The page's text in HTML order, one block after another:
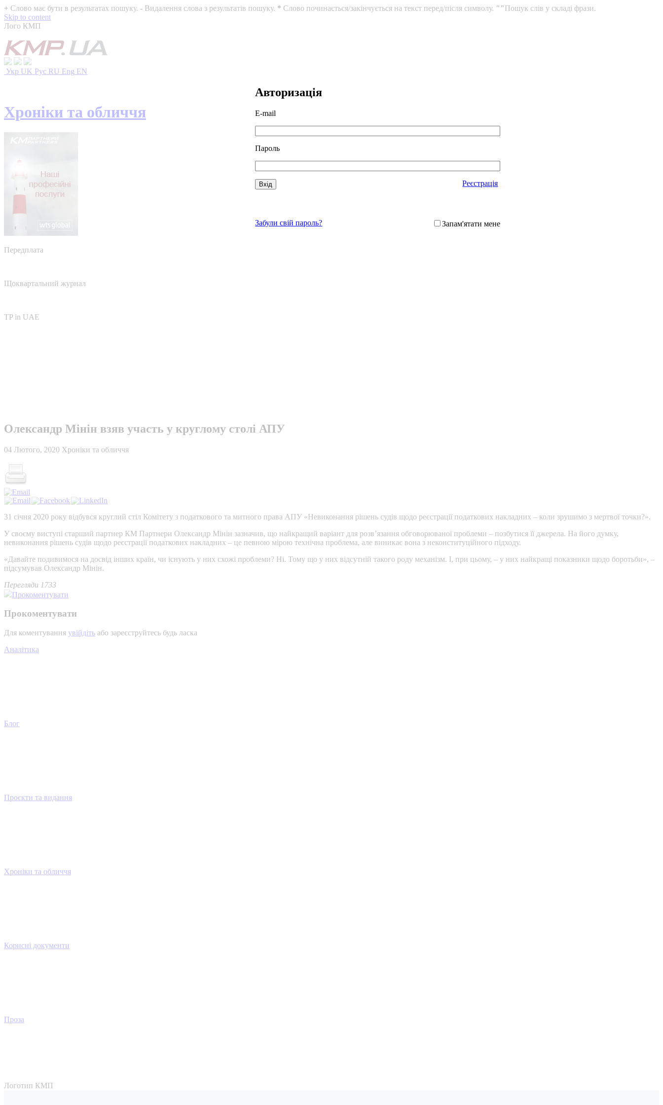
+ Слово має бути в результатах пошуку. - Видалення слова з результатів пошуку. * Слово починається/закінчується на текст перед/після символу. ""Пошук слів у складі фрази.
Skip to content
Лого КМП
Укр UK Рус RU Eng EN
Авторизація
E-mail
Пароль
Реєстрація
Забули свій пароль? Запам'ятати мене
Хроніки та обличчя
Передплата
Щоквартальний журнал
TP in UAE
Олександр Мінін взяв участь у круглому столі АПУ
04 Лютого, 2020 Хроніки та обличчя
31 січня 2020 року відбувся круглий стіл Комітету з податкового та митного права АПУ «Невиконання рішень судів щодо реєстрації податкових накладних – коли зрушимо з мертвої точки?».
У своєму виступі старший партнер КМ Партнери Олександр Мінін зазначив, що найкращий варіант для розв’язання обговорюваної проблеми – позбутися її джерела. На його думку,
невиконання рішень судів щодо реєстрації податкових накладних – це певною мірою технічна проблема, але виникає вона з неконституційного підходу.
«Давайте подивимося на досвід інших країн, чи існують у них схожі проблеми? Ні. Тому що у них відсутній такого роду механізм. І, при цьому, – у них найкращі показники щодо боротьби», –
підсумував Олександр Мінін.
Перегляди 1733
Прокоментувати
Прокоментувати
Для коментування увійдіть або зареєструйтесь будь ласка
Аналітика
Блог
Проєкти та видання
Хроніки та обличчя
Корисні документи
Проза
Логотип КМП